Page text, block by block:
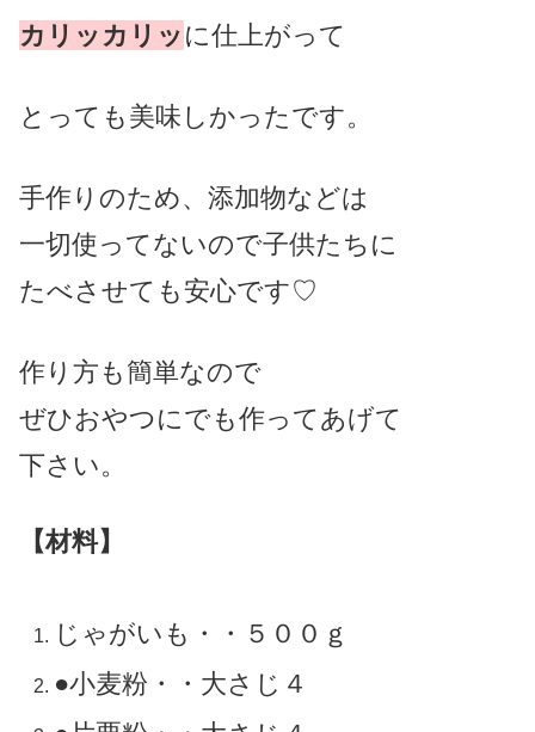
カリッカリッ に仕上がって
とっても美味しかったです。
手作りのため、添加物などは
一切使ってないので子供たちに
たべさせても安心です♡
作り方も簡単なので
ぜひおやつにでも作ってあげて
下さい。
【材料】
じゃがいも・・５００ｇ
●小麦粉・・大さじ４